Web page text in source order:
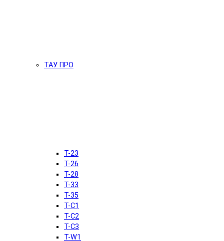
ТАУ ПРО
T-23
T-26
T-28
T-33
T-35
T-C1
T-C2
T-C3
T-W1